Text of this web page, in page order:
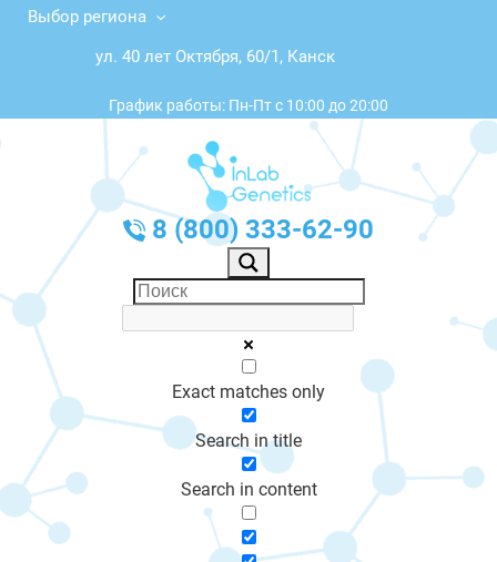
Выбор региона
ул. 40 лет Октября, 60/1, Канск
График работы: Пн-Пт с 10:00 до 20:00
8 (800) 333-62-90
Exact matches only
Search in title
Search in content